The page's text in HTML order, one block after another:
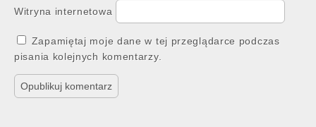
Witryna internetowa
Zapamiętaj moje dane w tej przeglądarce podczas
pisania kolejnych komentarzy.